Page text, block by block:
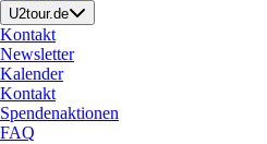
U2tour.de
Kontakt
Newsletter
Kalender
Kontakt
Spendenaktionen
FAQ